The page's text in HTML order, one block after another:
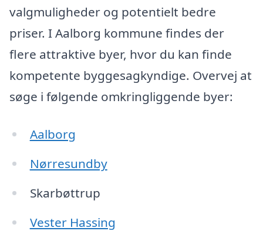
valgmuligheder og potentielt bedre
priser. I Aalborg kommune findes der
flere attraktive byer, hvor du kan finde
kompetente byggesagkyndige. Overvej at
søge i følgende omkringliggende byer:
Aalborg
Nørresundby
Skarbøttrup
Vester Hassing